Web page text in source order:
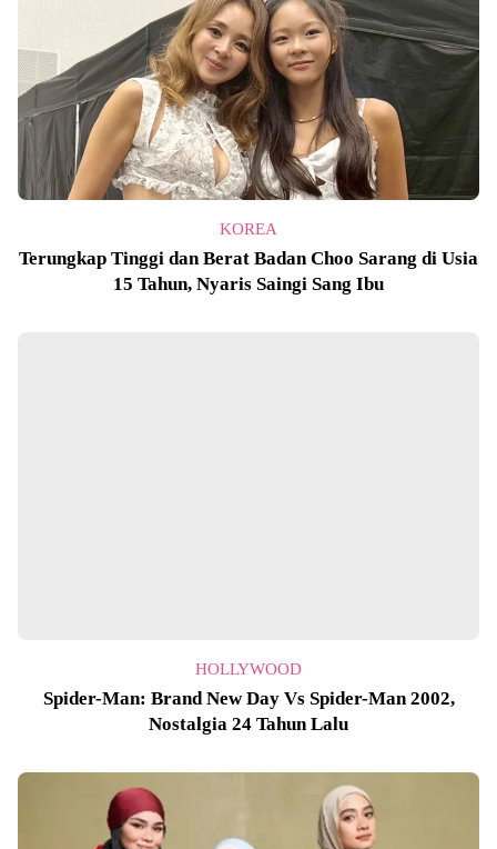
KOREA
Terungkap Tinggi dan Berat Badan Choo Sarang di Usia
15 Tahun, Nyaris Saingi Sang Ibu
HOLLYWOOD
Spider-Man: Brand New Day Vs Spider-Man 2002,
Nostalgia 24 Tahun Lalu